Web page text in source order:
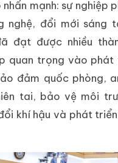
nhấn mạnh: sự nghiệp
nghệ, đổi mới sáng
đạt được nhiều
quan trọng vào phát
đảm quốc phòng,
tai, bảo vệ môi
khí hậu và phát